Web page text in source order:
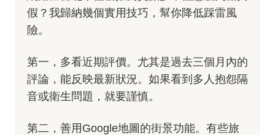
假？我歸納幾個實用技巧，幫你降低踩雷風
險。
第一，多看近期評價。尤其是過去三個月內的
評論，能反映最新狀況。如果看到多人抱怨隔
音或衛生問題，就要謹慎。
第二，善用Google地圖的街景功能。有些旅